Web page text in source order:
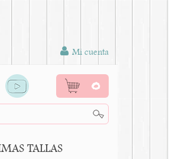
Mi cuenta
0
TALLAS